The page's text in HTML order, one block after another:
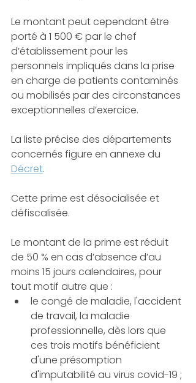
Le montant peut cependant être
porté à 1 500 € par le chef
d’établissement pour les
personnels impliqués dans la prise
en charge de patients contaminés
ou mobilisés par des circonstances
exceptionnelles d’exercice.
La liste précise des départements
concernés figure en annexe du
Décret.
Cette prime est désocialisée et
défiscalisée.
Le montant de la prime est réduit
de 50 % en cas d’absence d’au
moins 15 jours calendaires, pour
tout motif autre que :
le congé de maladie, l'accident
de travail, la maladie
professionnelle, dès lors que
ces trois motifs bénéficient
d'une présomption
d'imputabilité au virus covid-19 ;